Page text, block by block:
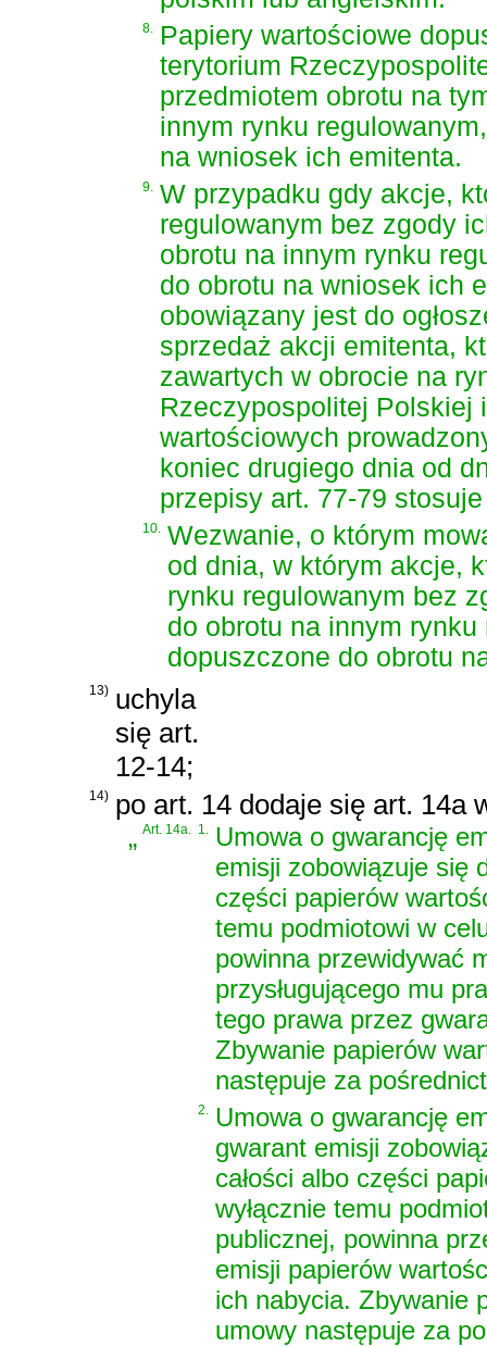
8. Papiery wartościowe
terytorium
przedmiotem obrotu na
innym rynku
na wniosek ich emitenta.
9. W przypadku gdy akcje,
regulowanym bez zgody
obrotu na innym rynku
do obrotu na wniosek ich
obowiązany jest do
sprzedaż akcji emitenta,
zawartych w obrocie na
Rzeczypospolitej Polskiej
wartościowych
koniec drugiego dnia od
przepisy art. 77-79
10. Wezwanie, o którym
od dnia, w którym akcje,
rynku regulowanym bez
do obrotu na innym rynku
dopuszczone do obrotu
13) uchyla
się art.
12-14;
14) po art. 14 dodaje się art. 14a
„Art. 14a. 1. Umowa o gwarancję
emisji zobowiązuje się
części papierów
temu podmiotowi w
powinna przewidywać
przysługującego mu
tego prawa przez
Zbywanie papierów
następuje za
2. Umowa o gwarancję
gwarant emisji
całości albo części
wyłącznie temu
publicznej, powinna
emisji papierów
ich nabycia. Zbywanie
umowy następuje za